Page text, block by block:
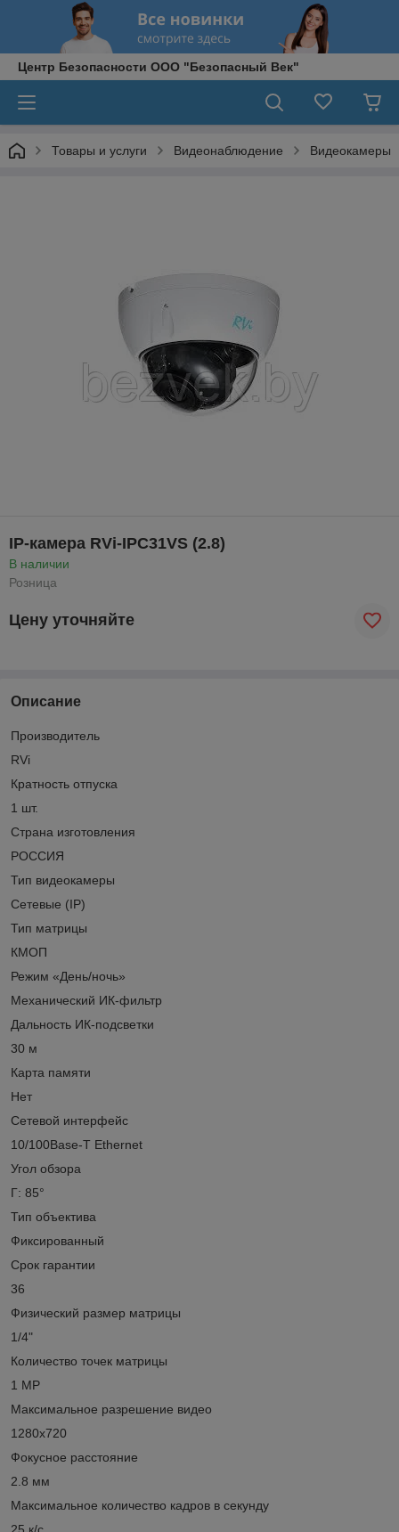
Центр Безопасности ООО "Безопасный Век"
Товары и услуги Видеонаблюдение Видеокамеры
IP-камера RVi-IPC31VS (2.8)
В наличии
Розница
Цену уточняйте
Описание
Производитель
RVi
Кратность отпуска
1 шт.
Страна изготовления
РОССИЯ
Тип видеокамеры
Сетевые (IP)
Тип матрицы
КМОП
Режим «День/ночь»
Механический ИК-фильтр
Дальность ИК-подсветки
30 м
Карта памяти
Нет
Сетевой интерфейс
10/100Base-T Ethernet
Угол обзора
Г: 85°
Тип объектива
Фиксированный
Срок гарантии
36
Физический размер матрицы
1/4"
Количество точек матрицы
1 MP
Максимальное разрешение видео
1280х720
Фокусное расстояние
2.8 мм
Максимальное количество кадров в секунду
25 к/с